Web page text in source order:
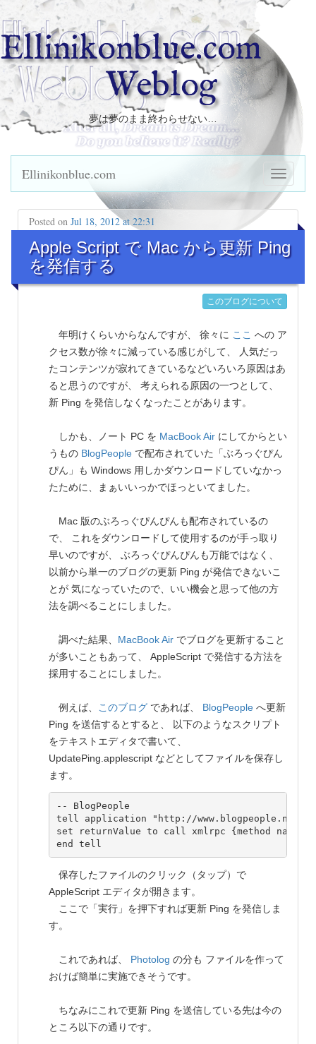
Ellinikonblue.com
Weblog
夢は夢のまま終わらせない…
Ellinikonblue.com
Posted on Jul 18, 2012 at 22:31
Apple Script で Mac から更新 Ping
を発信する
このブログについて
年明けくらいからなんですが、 徐々に ここ への ア
クセス数が徐々に減っている感じがして、 人気だっ
たコンテンツが寂れてきているなどいろいろ原因はあ
ると思うのですが、 考えられる原因の一つとして、
新 Ping を発信しなくなったことがあります。
しかも、ノート PC を MacBook Air にしてからとい
うもの BlogPeople で配布されていた「ぶろっぐぴん
ぴん」も Windows 用しかダウンロードしていなかっ
たために、まぁいいっかでほっといてました。
Mac 版のぶろっぐぴんぴんも配布されているの
で、 これをダウンロードして使用するのが手っ取り
早いのですが、 ぶろっぐぴんぴんも万能ではなく、
以前から単一のブログの更新 Ping が発信できないこ
とが 気になっていたので、いい機会と思って他の方
法を調べることにしました。
調べた結果、 MacBook Air でブログを更新すること
が多いこともあって、 AppleScript で発信する方法を
採用することにしました。
例えば、 このブログ であれば、 BlogPeople へ更新
Ping を送信するとすると、 以下のようなスクリプト
をテキストエディタで書いて、
UpdatePing.applescript などとしてファイルを保存し
ます。
-- BlogPeople
tell application "http://www.blogpeople.net/
set returnValue to call xmlrpc {method
保存したファイルのクリック（タップ）で
AppleScript エディタが開きます。
ここで「実行」を押下すれば更新 Ping を発信しま
す。
これであれば、 Photolog の分も ファイルを作って
おけば簡単に実施できそうです。
ちなみにこれで更新 Ping を送信している先は今の
ところ以下の通りです。